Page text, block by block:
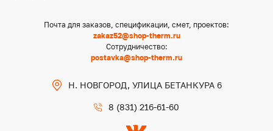
Почта для заказов, спецификации, смет, проектов:
zakaz52@shop-therm.ru
Сотрудничество:
postavka@shop-therm.ru
Н. НОВГОРОД, УЛИЦА БЕТАНКУРА 6
8 (831) 216-61-60